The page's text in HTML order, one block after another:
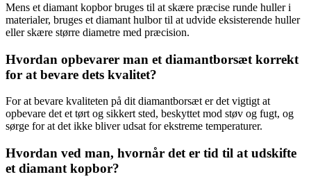
Mens et diamant kopbor bruges til at skære præcise runde huller i
materialer, bruges et diamant hulbor til at udvide eksisterende huller
eller skære større diametre med præcision.
Hvordan opbevarer man et diamantborsæt korrekt
for at bevare dets kvalitet?
For at bevare kvaliteten på dit diamantborsæt er det vigtigt at
opbevare det et tørt og sikkert sted, beskyttet mod støv og fugt, og
sørge for at det ikke bliver udsat for ekstreme temperaturer.
Hvordan ved man, hvornår det er tid til at udskifte
et diamant kopbor?